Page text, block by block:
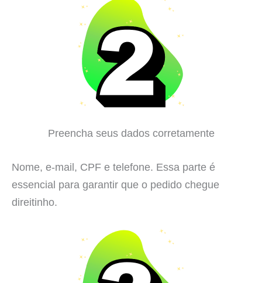
Preencha seus dados corretamente
Nome, e-mail, CPF e telefone. Essa parte é
essencial para garantir que o pedido chegue
direitinho.